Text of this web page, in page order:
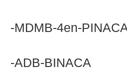
-MDMB-4en-
-ADB-BINACA